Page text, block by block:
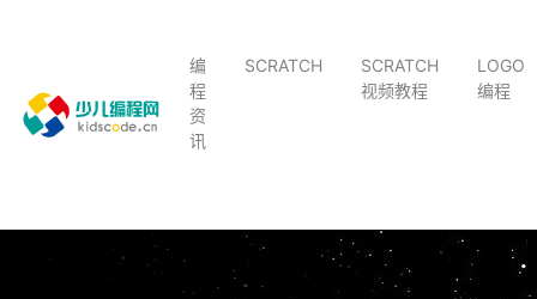
编
程
资
讯
SCRATCH
SCRATCH
视频教程
LOGO
编程